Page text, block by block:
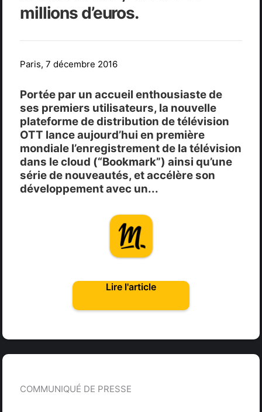
millions d’euros.
Paris, 7 décembre 2016
Portée par un accueil enthousiaste de
ses premiers utilisateurs, la nouvelle
plateforme de distribution de télévision
OTT lance aujourd’hui en première
mondiale l’enregistrement de la télévision
dans le cloud (“Bookmark”) ainsi qu’une
série de nouveautés, et accélère son
développement avec un...
Lire l'article
COMMUNIQUÉ DE PRESSE